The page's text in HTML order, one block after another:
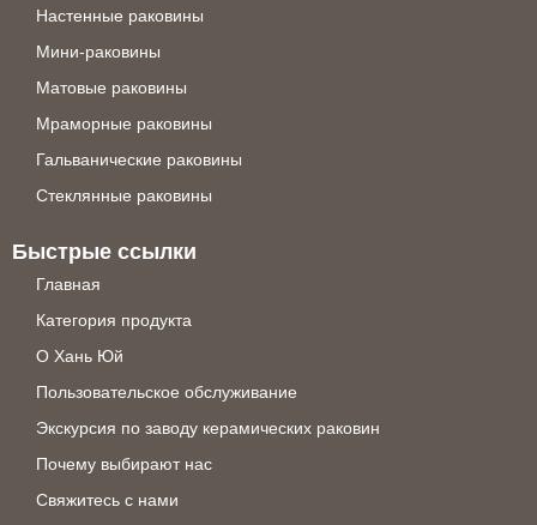
Настенные раковины
Мини-раковины
Матовые раковины
Мраморные раковины
Гальванические раковины
Стеклянные раковины
Быстрые ссылки
Главная
Категория продукта
О Хань Юй
Пользовательское обслуживание
Экскурсия по заводу керамических раковин
Почему выбирают нас
Свяжитесь с нами